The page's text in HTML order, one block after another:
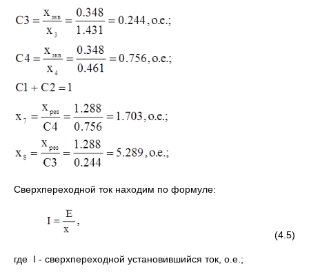
Сверхпереходной ток находим по формуле:
(4.5)
где I - сверхпереходной установившийся ток, о.е.;